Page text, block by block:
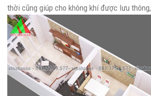
thời cũng giúp cho không khí được lưu thông,